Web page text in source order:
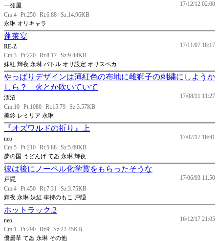
17/12/12 02:00
一発屋
Cm:4 Pt:250 Rt:6.88 Sz:14.96KB
永琳 オリキャラ
蓬莱宴
17/11/07 18:17
RE-Z
Cm:3 Pt:220 Rt:8.17 Sz:9.44KB
妹紅 輝夜 永琳 バトル オリ設定 オリスペカ
やっぱりデザインは薄紅色の布地に雌獅子の刺繍にしようか
しら？ 火とか吹いていて
17/08/11 11:27
涸沼
Cm:10 Pt:1080 Rt:15.79 Sz:3.57KB
美鈴 レミリア 永琳
『オズワルドの祈り』上
17/07/17 16:41
neo
Cm:5 Pt:210 Rt:5.88 Sz:5.69KB
夢の国 うどんげ てゐ 永琳 輝夜
彼は後にノーペル化学賞をもらったそうな
17/06/03 11:50
戸隠
Cm:4 Pt:450 Rt:7.31
Sz:3.75KB
輝夜 永琳 妹紅 車持のもこ 戸隠
ホットラック.2
16/12/17 21:05
neo
Cm:1
Pt:290 Rt:9 Sz:22.45KB
優曇華 てゐ 永琳 その他